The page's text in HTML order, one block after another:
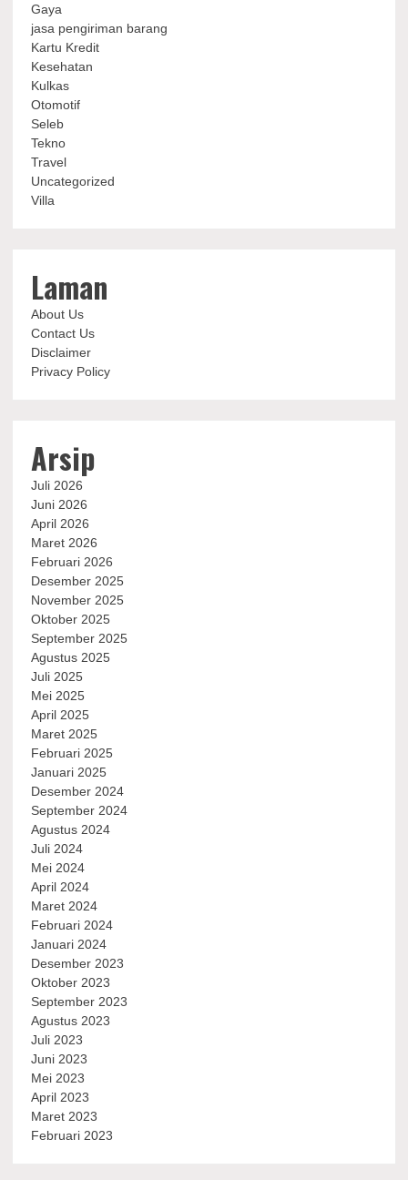
Gaya
jasa pengiriman barang
Kartu Kredit
Kesehatan
Kulkas
Otomotif
Seleb
Tekno
Travel
Uncategorized
Villa
Laman
About Us
Contact Us
Disclaimer
Privacy Policy
Arsip
Juli 2026
Juni 2026
April 2026
Maret 2026
Februari 2026
Desember 2025
November 2025
Oktober 2025
September 2025
Agustus 2025
Juli 2025
Mei 2025
April 2025
Maret 2025
Februari 2025
Januari 2025
Desember 2024
September 2024
Agustus 2024
Juli 2024
Mei 2024
April 2024
Maret 2024
Februari 2024
Januari 2024
Desember 2023
Oktober 2023
September 2023
Agustus 2023
Juli 2023
Juni 2023
Mei 2023
April 2023
Maret 2023
Februari 2023